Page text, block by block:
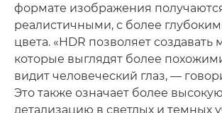
формате изображения
реалистичными, с более
цвета. «HDR позволяет создавать
которые выглядят более
видит человеческий глаз, —
Это также означает более высокую
детализацию в светлых и темных